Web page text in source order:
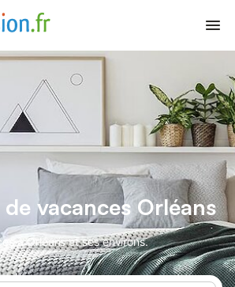
vacances Orléans
à Orléans et ses environs.